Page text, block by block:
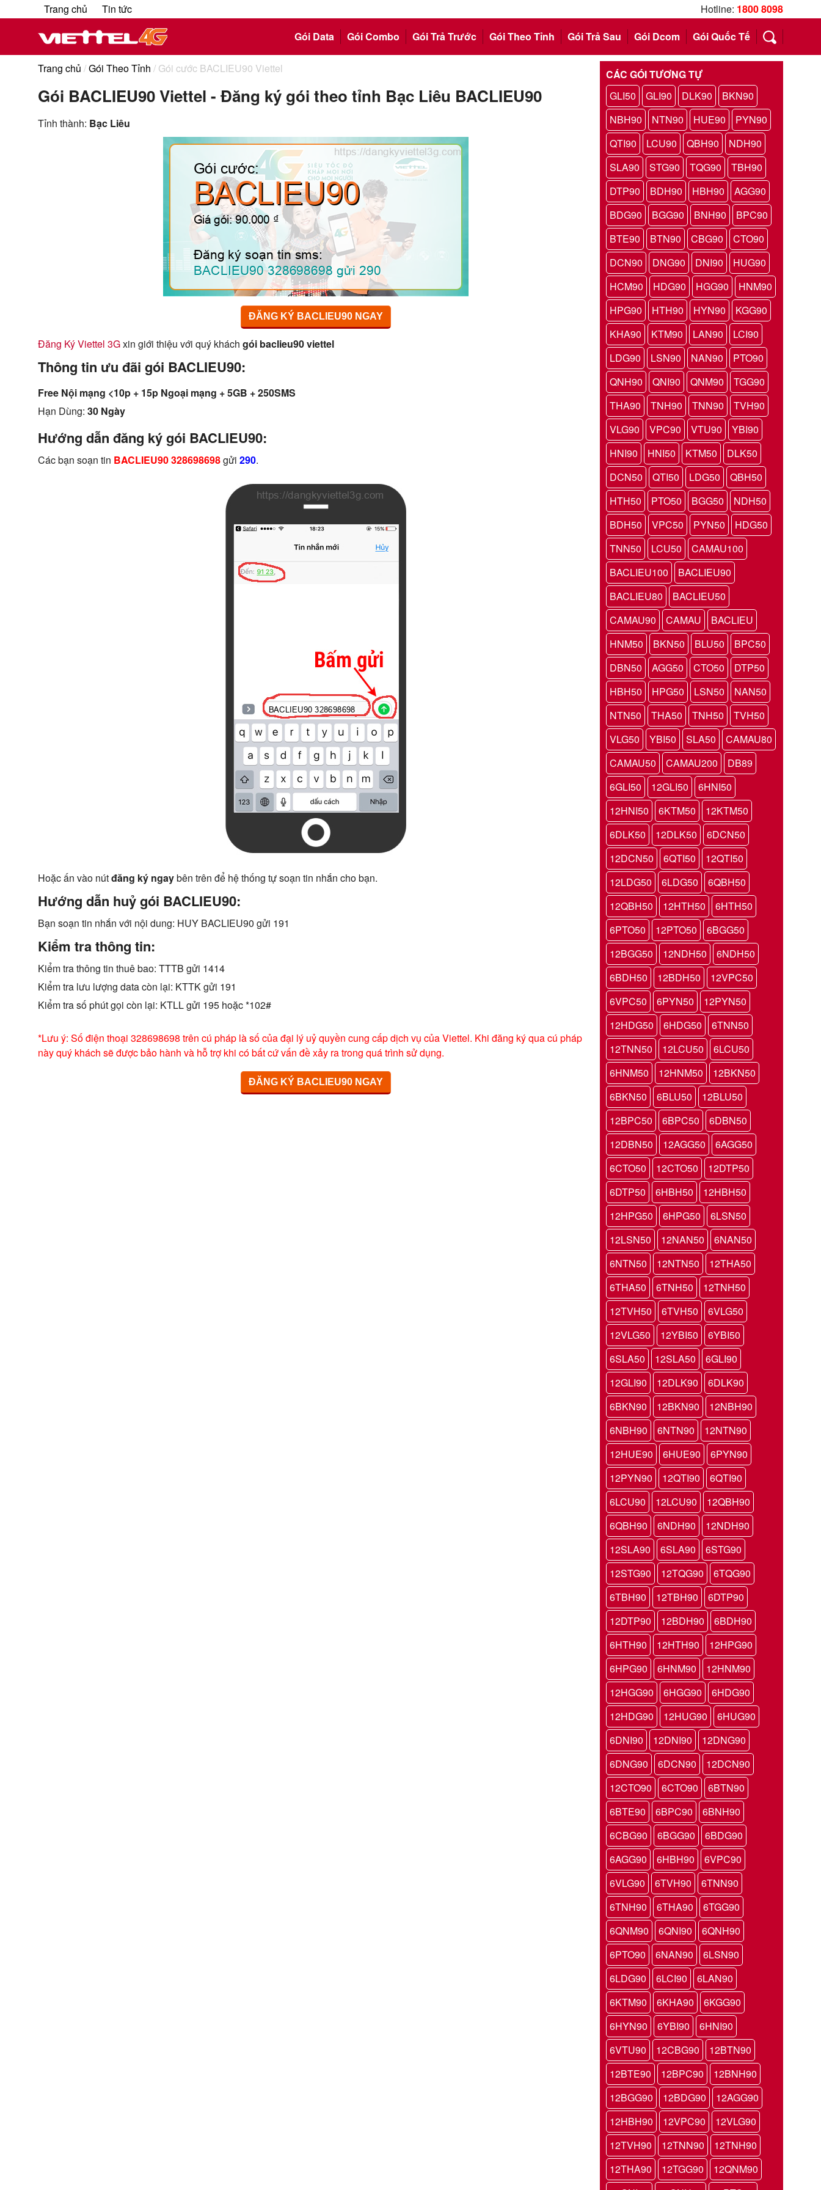
Trang chủ Tin tức Hotline: 1800 8098
Gói Data
Gói Combo Gói Trả Trước Gói Theo Tỉnh Gói Trả Sau Gói Dcom Gói Quốc Tế
Trang chủ /Gói Theo Tỉnh / Gói cước BACLIEU90 Viettel
Gói BACLIEU90 Viettel - Đăng ký gói theo tỉnh Bạc Liêu BACLIEU90
Tỉnh thành: Bạc Liêu
ĐĂNG KÝ BACLIEU90 NGAY
Đăng Ký Viettel 3Gxin giới thiệu với quý khách gói baclieu90 viettel
Thông tin ưu đãi gói BACLIEU90:
Free Nội mạng <10p + 15p Ngoại mạng + 5GB + 250SMS
Hạn Dùng: 30 Ngày
Hướng dẫn đăng ký gói BACLIEU90:
Các bạn soạn tin BACLIEU90 328698698gửi 290.
Hoặc ấn vào nútđăng ký ngaybên trên để hệ thống tự soạn tin nhắn cho bạn.
Hướng dẫn huỷ gói BACLIEU90:
Bạn soạn tin nhắn với nội dung: HUY BACLIEU90 gửi 191
Kiểm tra thông tin:
Kiểm tra thông tin thuê bao: TTTB gửi 1414
Kiểm tra lưu lượng data còn lại: KTTK gửi 191
Kiểm tra số phút gọi còn lại: KTLL gửi 195 hoặc *102#
*Lưu ý: Số điện thoại 328698698 trên cú pháp là số của đại lý uỷ quyền cung cấp dịch vụ của Viettel. Khi đăng ký qua cú pháp
này quý khách sẽ được bảo hành và hỗ trợ khi có bất cứ vấn đề xảy ra trong quá trình sử dụng.
ĐĂNG KÝ BACLIEU90 NGAY
CÁC GÓI TƯƠNG TỰ
GLI50
GLI90 DLK90
BKN90
NBH90
NTN90 HUE90
PYN90
QTI90
LCU90 QBH90
NDH90
SLA90
STG90 TQG90
TBH90
DTP90
BDH90 HBH90
AGG90
BDG90
BGG90 BNH90
BPC90
BTE90
BTN90 CBG90
CTO90
DCN90
DNG90 DNI90
HUG90
HCM90
HDG90 HGG90
HNM90
HPG90
HTH90 HYN90
KGG90
KHA90
KTM90 LAN90
LCI90
LDG90
LSN90 NAN90
PTO90
QNH90
QNI90 QNM90
TGG90
THA90
TNH90 TNN90
TVH90
VLG90
VPC90 VTU90
YBI90
HNI90
HNI50 KTM50
DLK50
DCN50
QTI50 LDG50
QBH50
HTH50
PTO50 BGG50
NDH50
BDH50
VPC50 PYN50
HDG50
TNN50
LCU50
CAMAU100
BACLIEU100
BACLIEU90
BACLIEU80
BACLIEU50
CAMAU90
CAMAU
BACLIEU
HNM50
BKN50 BLU50
BPC50
DBN50
AGG50 CTO50
DTP50
HBH50
HPG50 LSN50
NAN50
NTN50
THA50 TNH50
TVH50
VLG50
YBI50 SLA50
CAMAU80
CAMAU50
CAMAU200
DB89
6GLI50
12GLI50
6HNI50
12HNI50
6KTM50
12KTM50
6DLK50
12DLK50
6DCN50
12DCN50
6QTI50
12QTI50
12LDG50
6LDG50
6QBH50
12QBH50
12HTH50
6HTH50
6PTO50
12PTO50
6BGG50
12BGG50
12NDH50
6NDH50
6BDH50
12BDH50
12VPC50
6VPC50
6PYN50
12PYN50
12HDG50
6HDG50
6TNN50
12TNN50
12LCU50
6LCU50
6HNM50
12HNM50
12BKN50
6BKN50
6BLU50
12BLU50
12BPC50
6BPC50
6DBN50
12DBN50
12AGG50
6AGG50
6CTO50
12CTO50
12DTP50
6DTP50
6HBH50
12HBH50
12HPG50
6HPG50
6LSN50
12LSN50
12NAN50
6NAN50
6NTN50
12NTN50
12THA50
6THA50
6TNH50
12TNH50
12TVH50
6TVH50
6VLG50
12VLG50
12YBI50
6YBI50
6SLA50
12SLA50
6GLI90
12GLI90
12DLK90
6DLK90
6BKN90
12BKN90
12NBH90
6NBH90
6NTN90
12NTN90
12HUE90
6HUE90
6PYN90
12PYN90
12QTI90
6QTI90
6LCU90
12LCU90
12QBH90
6QBH90
6NDH90
12NDH90
12SLA90
6SLA90
6STG90
12STG90
12TQG90
6TQG90
6TBH90
12TBH90
6DTP90
12DTP90
12BDH90
6BDH90
6HTH90
12HTH90
12HPG90
6HPG90
6HNM90
12HNM90
12HGG90
6HGG90
6HDG90
12HDG90
12HUG90
6HUG90
6DNI90
12DNI90
12DNG90
6DNG90
6DCN90
12DCN90
12CTO90
6CTO90
6BTN90
6BTE90
6BPC90
6BNH90
6CBG90
6BGG90
6BDG90
6AGG90
6HBH90
6VPC90
6VLG90
6TVH90
6TNN90
6TNH90
6THA90
6TGG90
6QNM90
6QNI90
6QNH90
6PTO90
6NAN90
6LSN90
6LDG90
6LCI90
6LAN90
6KTM90
6KHA90
6KGG90
6HYN90
6YBI90
6HNI90
6VTU90
12CBG90
12BTN90
12BTE90
12BPC90
12BNH90
12BGG90
12BDG90
12AGG90
12HBH90
12VPC90
12VLG90
12TVH90
12TNN90
12TNH90
12THA90
12TGG90
12QNM90